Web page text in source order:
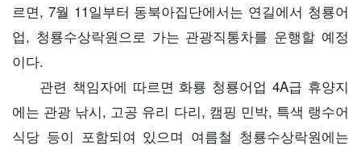
소품 노래 겨레 생활
려행
TV 라지오
르면, 7월 11일부터 동북아집단에서는 연길에서 청룡어
업, 청룡수상락원으로 가는 관광직통차를 운행할 예정
이다.
관련 책임자에 따르면 화룡 청룡어업 4A급 휴양지
에는 관광 낚시, 고공 유리 다리, 캠핑 민박, 특색 랭수어
식당 등이 포함되여 있으며 여름철 청룡수상락원에는